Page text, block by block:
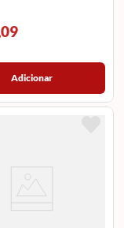
Adicionar